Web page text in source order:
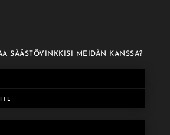
SÄÄSTÖVINKKISI MEIDÄN KANSSA?